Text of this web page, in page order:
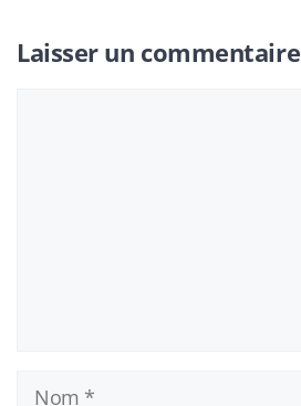
Laisser un commentaire
Nom